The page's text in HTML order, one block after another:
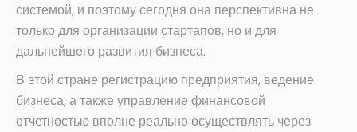
системой, и поэтому сегодня она перспективна не
только для организации стартапов, но и для
дальнейшего развития бизнеса.
В этой стране регистрацию предприятия, ведение
бизнеса, а также управление финансовой
отчетностью вполне реально осуществлять через